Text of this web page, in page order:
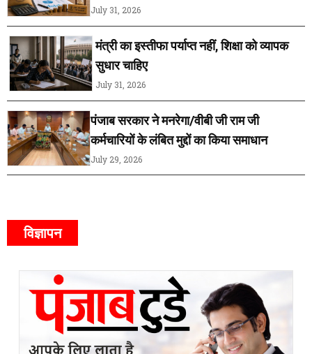
July 31, 2026
मंत्री का इस्तीफा पर्याप्त नहीं, शिक्षा को व्यापक
सुधार चाहिए
July 31, 2026
पंजाब सरकार ने मनरेगा/वीबी जी राम जी
कर्मचारियों के लंबित मुद्दों का किया समाधान
July 29, 2026
विज्ञापन